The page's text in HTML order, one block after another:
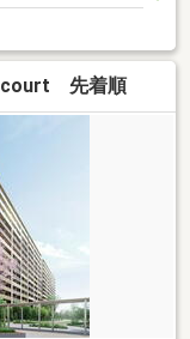
court 先着順